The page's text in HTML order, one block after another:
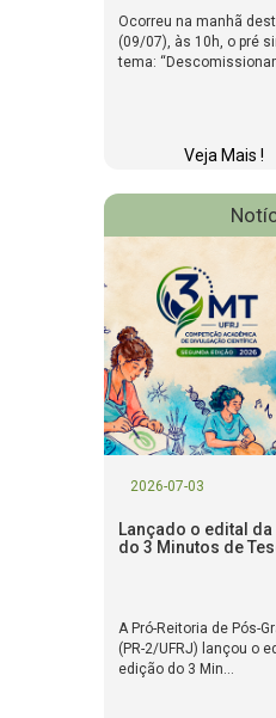
Ocorreu na manhã
(09/07), às 10h, o pré
tema:
Veja Mais !
2026-07-03
Lançado o edital
do 3 Minutos de
A Pró-Reitoria de Pós-
(PR-2/UFRJ) lançou o
edição do 3 Min...